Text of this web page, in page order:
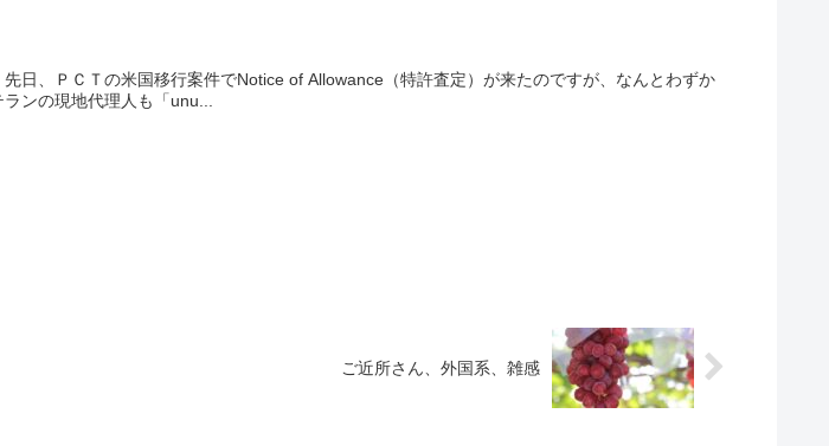
日、ＰＣＴの米国移行案件でNotice of Allowance（特許査定）が来たのですが、なんとわずか
ンの現地代理人も「unu...
ご近所さん、外国系、雑感